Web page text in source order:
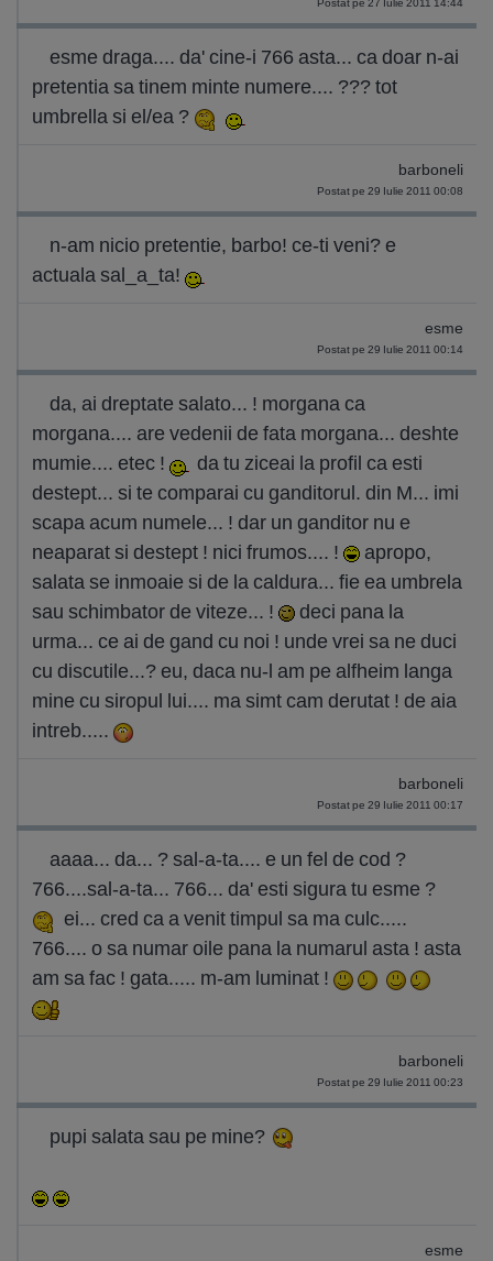
esme draga.... da' cine-i 766 asta... ca doar n-ai
pretentia sa tinem minte numere.... ??? tot
umbrella si el/ea ?
barboneli
Postat pe 29 Iulie 2011 00:08
n-am nicio pretentie, barbo! ce-ti veni? e
actuala sal_a_ta!
esme
Postat pe 29 Iulie 2011 00:14
da, ai dreptate salato... ! morgana ca
morgana.... are vedenii de fata morgana... deshte
mumie.... etec !
da tu ziceai la profil ca esti
destept... si te comparai cu ganditorul. din M... imi
scapa acum numele... ! dar un ganditor nu e
neaparat si destept ! nici frumos.... !
apropo,
salata se inmoaie si de la caldura... fie ea umbrela
sau schimbator de viteze... !
deci pana la
urma... ce ai de gand cu noi ! unde vrei sa ne duci
cu discutile...? eu, daca nu-l am pe alfheim langa
mine cu siropul lui.... ma simt cam derutat ! de aia
intreb.....
barboneli
Postat pe 29 Iulie 2011 00:17
aaaa... da... ? sal-a-ta.... e un fel de cod ?
766....sal-a-ta... 766... da' esti sigura tu esme ?
ei... cred ca a venit timpul sa ma culc.....
766.... o sa numar oile pana la numarul asta ! asta
am sa fac ! gata..... m-am luminat !
barboneli
Postat pe 29 Iulie 2011 00:23
pupi salata sau pe mine?
esme